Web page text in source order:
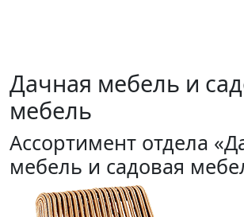
Дачная мебель и
мебель
Ассортимент отдела
мебель и садовая